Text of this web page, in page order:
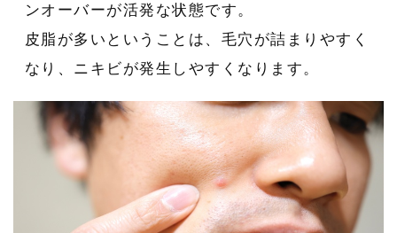
ンオーバーが活発な状態です。
皮脂が多いということは、毛穴が詰まりやすく
なり、ニキビが発生しやすくなります。